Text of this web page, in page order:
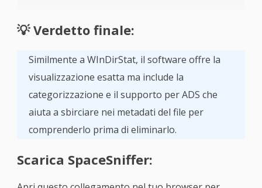
💡 Verdetto finale:
Similmente a WInDirStat, il software offre la
visualizzazione esatta ma include la
categorizzazione e il supporto per ADS che
aiuta a sbirciare nei metadati del file per
comprenderlo prima di eliminarlo.
Scarica SpaceSniffer: